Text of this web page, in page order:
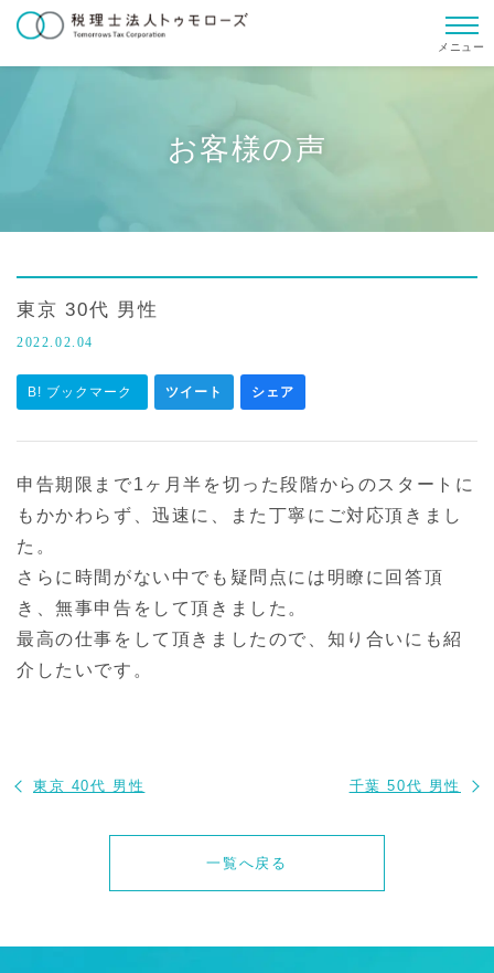
メニュー
お客様の声
東京 30代 男性
2022.02.04
B! ブックマーク ツイート シェア
申告期限まで1ヶ月半を切った段階からのスタートに
もかかわらず、迅速に、また丁寧にご対応頂きまし
た。
さらに時間がない中でも疑問点には明瞭に回答頂
き、無事申告をして頂きました。
最高の仕事をして頂きましたので、知り合いにも紹
介したいです。
東京 40代 男性
一覧へ戻る
千葉 50代 男性